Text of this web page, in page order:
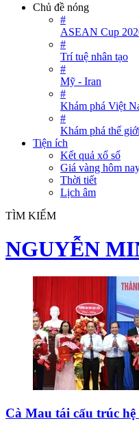
Chủ đề nóng
#
ASEAN Cup
#
Trí tuệ nhân tạo
#
Mỹ - Iran
#
Khám phá Việt
#
Khám phá thế giới
Tiện ích
Kết quả xổ số
Giá vàng hôm
Thời tiết
Lịch âm
TÌM KIẾM
NGUYỄN
Cà Mau tái cấu trúc